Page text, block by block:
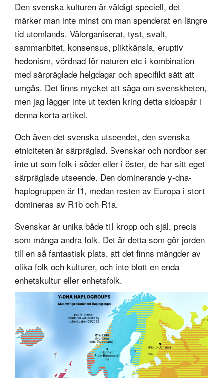
Den svenska kulturen är väldigt speciell, det
märker man inte minst om man spenderat en längre
tid utomlands. Välorganiserat, tyst, svalt,
sammanbitet, konsensus, pliktkänsla, eruptiv
hedonism, vördnad för naturen etc i kombination
med särpräglade helgdagar och specifikt sätt att
umgås. Det finns mycket att säga om svenskheten,
men jag lägger inte ut texten kring detta sidospår i
denna korta artikel.
Och även det svenska utseendet, den svenska
etniciteten är särpräglad. Svenskar och nordbor ser
inte ut som folk i söder eller i öster, de har sitt eget
särpräglade utseende. Den dominerande y-dna-
haplogruppen är I1, medan resten av Europa i stort
domineras av R1b och R1a.
Svenskar är unika både till kropp och själ, precis
som många andra folk. Det är detta som gör jorden
till en så fantastisk plats, att det finns mängder av
olika folk och kulturer, och inte blott en enda
enhetskultur eller enhetsfolk.